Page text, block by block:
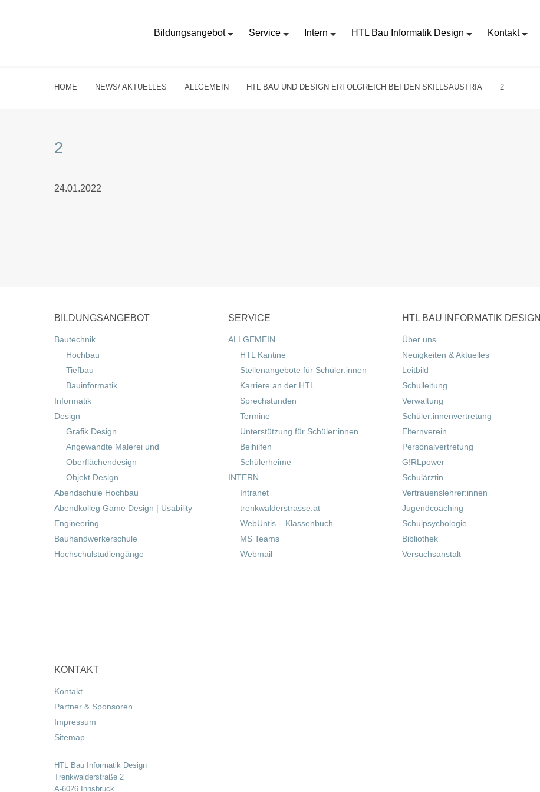
Bildungsangebot Service Intern HTL Bau Informatik Design Kontakt
HOME NEWS/ AKTUELLES ALLGEMEIN HTL BAU UND DESIGN ERFOLGREICH BEI DEN SKILLSAUSTRIA 2
2
24.01.2022
BILDUNGSANGEBOT
Bautechnik
Hochbau
Tiefbau
Bauinformatik
Informatik
Design
Grafik Design
Angewandte Malerei und
Oberflächendesign
Objekt Design
Abendschule Hochbau
Abendkolleg Game Design | Usability
Engineering
Bauhandwerkerschule
Hochschulstudiengänge
SERVICE
ALLGEMEIN
HTL Kantine
Stellenangebote für Schüler:innen
Karriere an der HTL
Sprechstunden
Termine
Unterstützung für Schüler:innen
Beihilfen
Schülerheime
INTERN
Intranet
trenkwalderstrasse.at
WebUntis – Klassenbuch
MS Teams
Webmail
HTL BAU INFORMATIK DESIGN
Über uns
Neuigkeiten & Aktuelles
Leitbild
Schulleitung
Verwaltung
Schüler:innenvertretung
Elternverein
Personalvertretung
G!RLpower
Schulärztin
Vertrauenslehrer:innen
Jugendcoaching
Schulpsychologie
Bibliothek
Versuchsanstalt
KONTAKT
Kontakt
Partner & Sponsoren
Impressum
Sitemap
HTL Bau Informatik Design
Trenkwalderstraße 2
A-6026 Innsbruck